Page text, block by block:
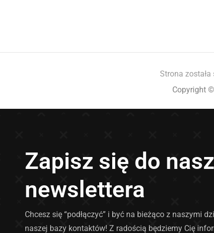
Strona
Copyright
Zapisz się do
newslettera
Chcesz się “podłączyć” i być na bieżąco z naszymi
naszej bazy kontaktów! Z radością będziemy Cię